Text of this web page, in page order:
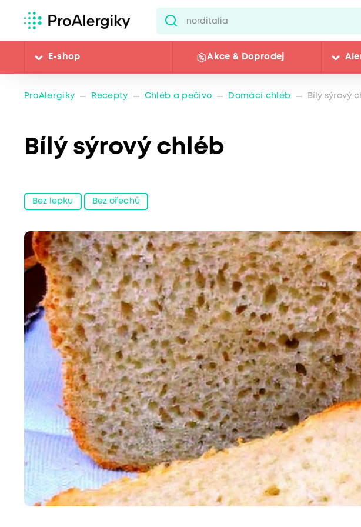
E-shop Akce & Doprodej
ProAlergiky Recepty Chléb a pečivo Domácí chléb Bílý sýrový
Bílý sýrový chléb
Bez lepku Bez ořechů